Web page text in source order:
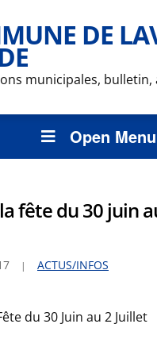
DE
municipales, bulletin,
Open Menu
fête du 30 juin
ACTUS/INFOS
du 30 Juin au 2 Juillet